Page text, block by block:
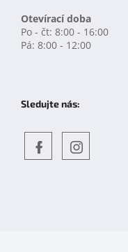
Otevírací doba
Po - čt: 8:00 - 16:00
Pá: 8:00 - 12:00
Sledujte nás: